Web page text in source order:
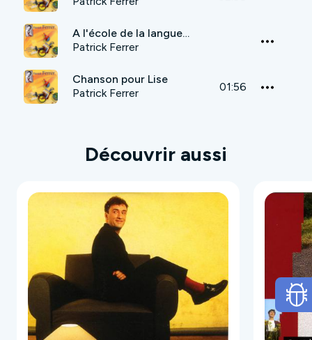
A l'école de la langue de bois
Patrick Ferrer
Chanson pour Lise
Patrick Ferrer
01:56
Découvrir aussi